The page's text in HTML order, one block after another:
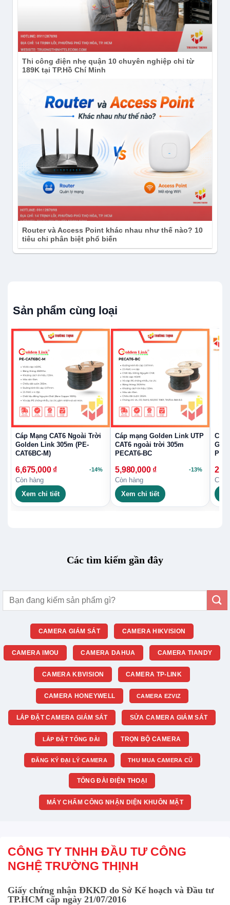
Thi công điện nhẹ quận 10 chuyên nghiệp chỉ từ
189K tại TP.Hồ Chí Minh
Router và Access Point khác nhau như thế nào? 10
tiêu chi phân biệt phổ biến
Sản phẩm cùng loại
Cáp Mạng CAT6 Ngoài Trời
Golden Link 305m (PE-
CAT6BC-M)
6,675,000 ₫ -14%
Còn hàng
Xem chi tiết
Cáp mạng Golden Link UTP
CAT6 ngoài trời 305m
PECAT6-BC
5,980,000 ₫ -13%
Còn hàng
Xem chi tiết
Cáp
PE
Còn
Các tìm kiếm gần đây
Tìm
kiếm:
CAMERA GIÁM SÁT CAMERA HIKVISION
CAMERA IMOU CAMERA DAHUA CAMERA TIANDY
CAMERA KBVISION CAMERA TP-LINK
CAMERA HONEYWELL CAMERA EZVIZ
LẮP ĐẶT CAMERA GIÁM SÁT SỬA CAMERA GIÁM SÁT
LẮP ĐẶT TỔNG ĐÀI TRỌN BỘ CAMERA
ĐĂNG KÝ ĐẠI LÝ CAMERA THU MUA CAMERA CŨ
TỔNG ĐÀI ĐIỆN THOẠI
MÁY CHẤM CÔNG NHẬN DIỆN KHUÔN MẶT
CÔNG TY TNHH ĐẦU TƯ CÔNG
NGHỆ TRƯỜNG THỊNH
Giấy chứng nhận ĐKKD do Sở Kế hoạch và Đầu tư
TP.HCM cấp ngày 21/07/2016